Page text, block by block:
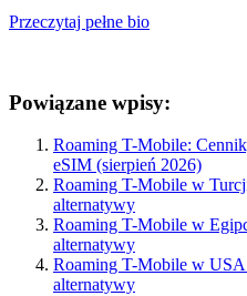
Przeczytaj pełne bio
Powiązane wpisy:
Roaming T-Mobile:
eSIM (sierpień 2026)
Roaming T-Mobile w
alternatywy
Roaming T-Mobile w
alternatywy
Roaming T-Mobile w
alternatywy